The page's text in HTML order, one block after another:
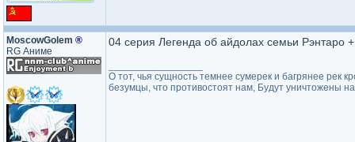
MoscowGolem ®
RG Аниме
04 серия Легенда об айдолах семьи Рэнтаро +
О тот, чья сущность темнее сумерек и багрянее рек
безумцы, что противостоят нам, Будут уничтожены